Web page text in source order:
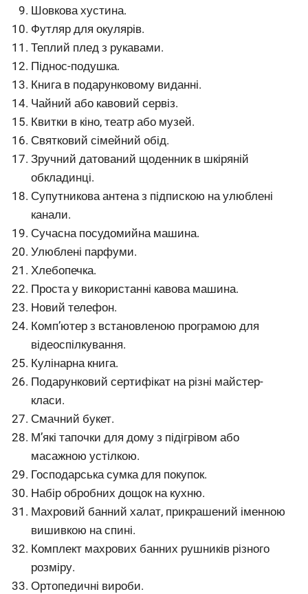
Шовкова хустина.
Футляр для окулярів.
Теплий плед з рукавами.
Піднос-подушка.
Книга в подарунковому виданні.
Чайний або кавовий сервіз.
Квитки в кіно, театр або музей.
Святковий сімейний обід.
Зручний датований щоденник в шкіряній
обкладинці.
Супутникова антена з підпискою на улюблені
канали.
Сучасна посудомийна машина.
Улюблені парфуми.
Хлебопечка.
Проста у використанні кавова машина.
Новий телефон.
Комп’ютер з встановленою програмою для
відеоспілкування.
Кулінарна книга.
Подарунковий сертифікат на різні майстер-
класи.
Смачний букет.
М’які тапочки для дому з підігрівом або
масажною устілкою.
Господарська сумка для покупок.
Набір обробних дощок на кухню.
Махровий банний халат, прикрашений іменною
вишивкою на спині.
Комплект махрових банних рушників різного
розміру.
Ортопедичні вироби.